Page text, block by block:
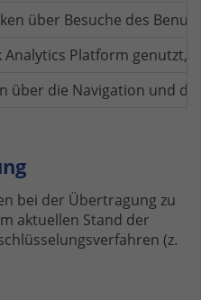
über Besuche des
Analytics Platform genutzt,
über die Navigation und
bei der Übertragung zu
aktuellen Stand der
(z.